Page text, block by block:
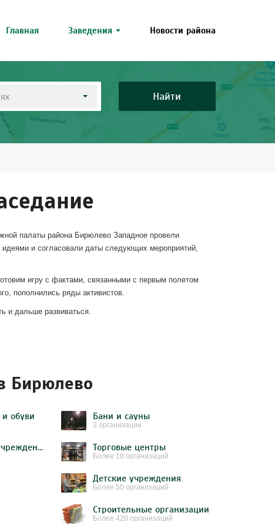
Главная Заведения Новости района
Найти
палаты района Бирюлево Западное провели
и согласовали даты следующих мероприятий,
игру с фактами, связанными с первым полетом
пополнились ряды активистов.
и дальше развиваться.
Бирюлево
обуви Бани и сауны
3 организации
Образовательное учреждение Торговые центры
Более 10 организаций
Детские учреждения
Более 50 организаций
Строительные организации
Более 420 организаций